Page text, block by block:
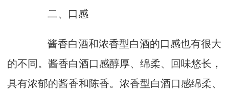
二、口感
酱香白酒和浓香型白酒的口感也有很大
的不同。酱香白酒口感醇厚、绵柔、回味悠长，
具有浓郁的酱香和陈香。浓香型白酒口感绵柔、